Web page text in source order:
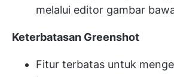
melalui editor gambar
Keterbatasan Greenshot
Fitur terbatas untuk